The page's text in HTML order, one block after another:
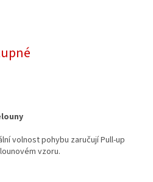
volnost pohybu zaručují Pull-up
vzoru.